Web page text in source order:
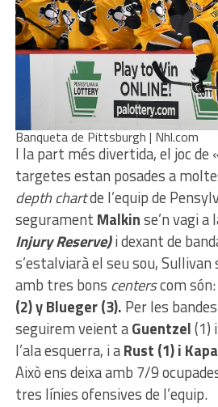
Banqueta de Pittsburgh | Nhl.com
I la part més divertida, el joc de
targetes estan posades a
depth chartde l’equip de
segurament Malkinse’n vagi a
Injury Reserve)i dexant de
s’estalviarà el seu sou,
amb tres bons centerscom són:
(2) y Blueger (3). Per les
seguirem veient aGuentzel(1)
l’ala esquerra, i aRust (1) i
Això ens deixa amb 7/9
tres línies ofensives de l’equip.